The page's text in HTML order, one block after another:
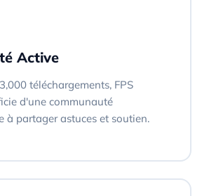
Active
téléchargements, FPS
d'une communauté
à partager astuces et soutien.